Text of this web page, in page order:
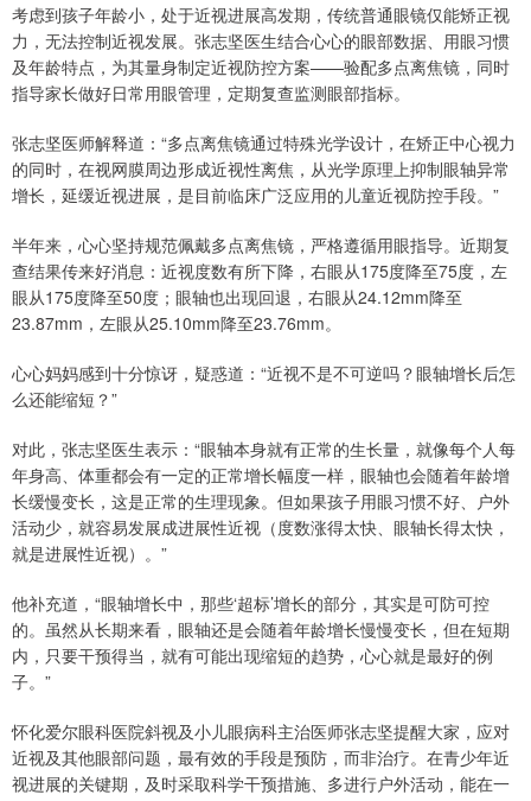
考虑到孩子年龄小，处于近视进展高发期，传统普通眼镜仅能矫正视
力，无法控制近视发展。张志坚医生结合心心的眼部数据、用眼习惯
及年龄特点，为其量身制定近视防控方案——验配多点离焦镜，同时
指导家长做好日常用眼管理，定期复查监测眼部指标。
张志坚医师解释道：“多点离焦镜通过特殊光学设计，在矫正中心视力
的同时，在视网膜周边形成近视性离焦，从光学原理上抑制眼轴异常
增长，延缓近视进展，是目前临床广泛应用的儿童近视防控手段。”
半年来，心心坚持规范佩戴多点离焦镜，严格遵循用眼指导。近期复
查结果传来好消息：近视度数有所下降，右眼从175度降至75度，左
眼从175度降至50度；眼轴也出现回退，右眼从24.12mm降至
23.87mm，左眼从25.10mm降至23.76mm。
心心妈妈感到十分惊讶，疑惑道：“近视不是不可逆吗？眼轴增长后怎
么还能缩短？”
对此，张志坚医生表示：“眼轴本身就有正常的生长量，就像每个人每
年身高、体重都会有一定的正常增长幅度一样，眼轴也会随着年龄增
长缓慢变长，这是正常的生理现象。但如果孩子用眼习惯不好、户外
活动少，就容易发展成进展性近视（度数涨得太快、眼轴长得太快，
就是进展性近视）。”
他补充道，“眼轴增长中，那些‘超标’增长的部分，其实是可防可控
的。虽然从长期来看，眼轴还是会随着年龄增长慢慢变长，但在短期
内，只要干预得当，就有可能出现缩短的趋势，心心就是最好的例
子。”
怀化爱尔眼科医院斜视及小儿眼病科主治医师张志坚提醒大家，应对
近视及其他眼部问题，最有效的手段是预防，而非治疗。在青少年近
视进展的关键期，及时采取科学干预措施、多进行户外活动，能在一